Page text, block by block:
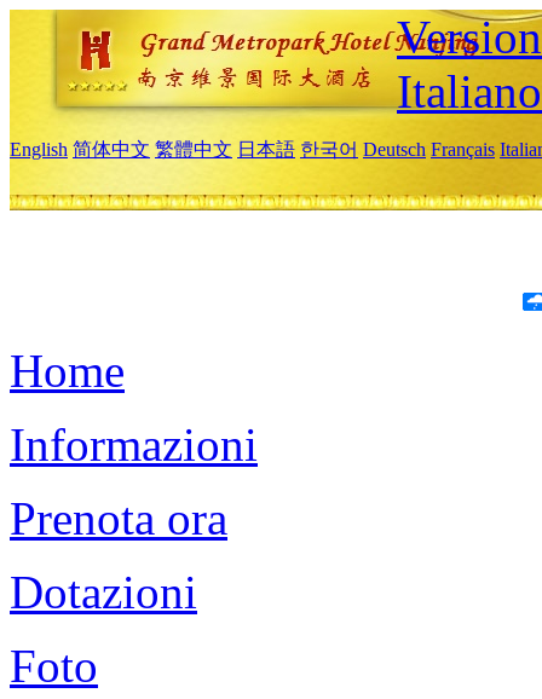
Italiano
English 简体中文 繁體中文 日本語 한국어 Deutsch Français
Home
Informazioni
Prenota ora
Dotazioni
Foto